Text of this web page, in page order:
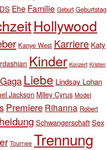
Ehe Familie Geburt Geburtstag
Hollywood
Kanye West Karriere Katy
Kinder Konzert Kristen
Liebe Lindsay Lohan
Jackson Miley Cyrus Model
Premiere Rihanna Robert
SchwangerschaftSex
Tournee Trennung